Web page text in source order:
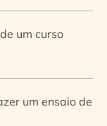
um curso
um ensaio de